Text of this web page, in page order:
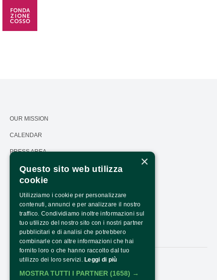
OUR MISSION
CALENDAR
PRESS AREA
TRANSPARENCY
PNRR TRANSPARENCY - NEXTGENERATIONEU
HOW TO ARRIVE
OPENING HOURS AND COSTS
CONTACTS
×
Questo sito web utilizza
cookie
Utilizziamo i cookie per personalizzare
contenuti, annunci e per analizzare il nostro
traffico. Condividiamo inoltre informazioni sul
tuo utilizzo del nostro sito con i nostri partner
pubblicitari e di analisi che potrebbero
combinarle con altre informazioni che hai
fornito loro o che hanno raccolto dal tuo
utilizzo dei loro servizi. Leggi di più
MOSTRA TUTTI I PARTNER (1658) →